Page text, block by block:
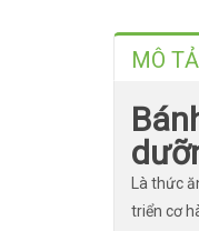
MÔ TẢ
Là thức
triển cơ